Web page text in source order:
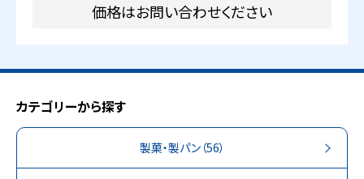
価格はお問い合わせください
カテゴリーから探す
製菓・製パン（56）